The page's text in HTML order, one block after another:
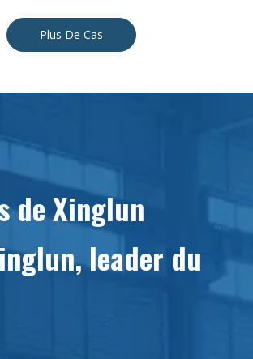
Plus De Cas
de Xinglun
leader du